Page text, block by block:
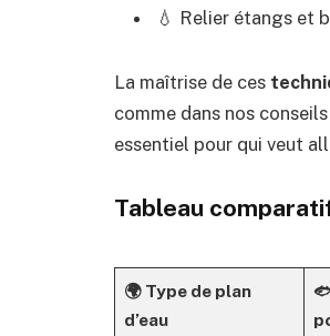
💧 Relier étangs et
La maîtrise de ces
comme dans nos
essentiel pour qui veut
Tableau
🌍 Type de plan
d’eau